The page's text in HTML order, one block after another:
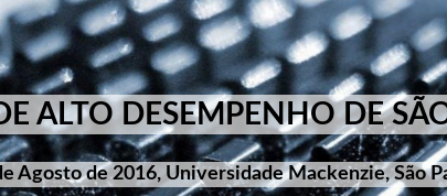
ALTO DESEMPENHO DE
Agosto de 2016, Universidade Mackenzie, São